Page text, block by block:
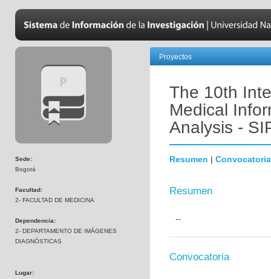
Sede:
Bogotá
Facultad:
2- FACULTAD DE MEDICINA
Dependencia:
2- DEPARTAMENTO DE IMÁGENES
DIAGNÓSTICAS
Lugar:
Proyectos
The 10th
Medical
Analysis -
Resumen | Convocatoria
Resumen
--
Convocatoria